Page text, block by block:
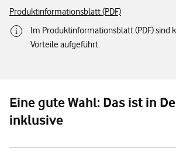
Produktinformationsblatt (PDF)
Im Produktinformationsblatt (PDF) sind
Vorteile aufgeführt.
Eine gute Wahl: Das ist in
inklusive